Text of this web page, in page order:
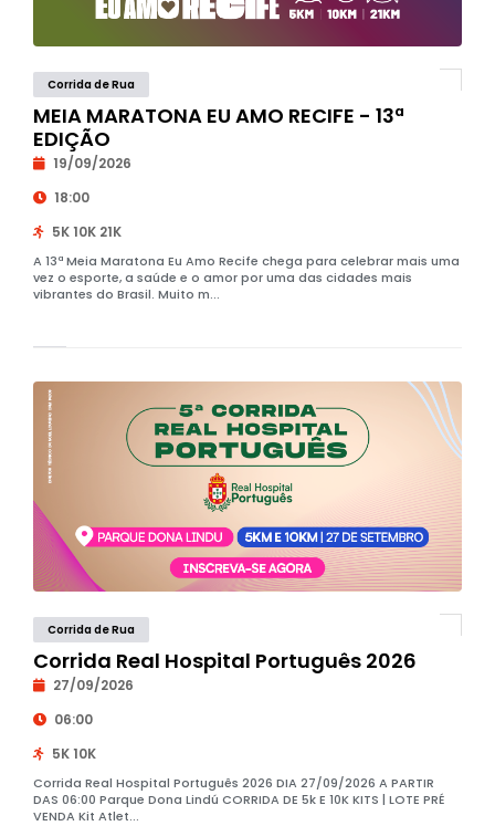
Corrida de Rua
MEIA MARATONA EU AMO RECIFE - 13ª
EDIÇÃO
19/09/2026
18:00
5K 10K 21K
A 13ª Meia Maratona Eu Amo Recife chega para celebrar mais uma
vez o esporte, a saúde e o amor por uma das cidades mais
vibrantes do Brasil. Muito m...
Corrida de Rua
Corrida Real Hospital Português 2026
27/09/2026
06:00
5K 10K
Corrida Real Hospital Português 2026 DIA 27/09/2026 A PARTIR
DAS 06:00 Parque Dona Lindú CORRIDA DE 5k E 10K KITS | LOTE PRÉ
VENDA Kit Atlet...